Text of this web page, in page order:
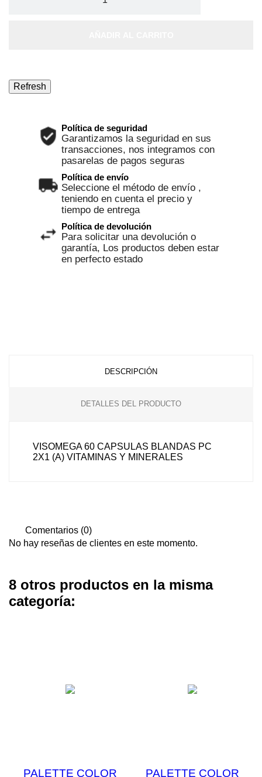
Política de seguridad
Garantizamos la seguridad en sus
transacciones, nos integramos con
pasarelas de pagos seguras
Política de envío
Seleccione el método de envío ,
teniendo en cuenta el precio y
tiempo de entrega
Política de devolución
Para solicitar una devolución o
garantía, Los productos deben estar
en perfecto estado
DESCRIPCIÓN
DETALLES DEL PRODUCTO
VISOMEGA 60 CAPSULAS BLANDAS PC
2X1 (A) VITAMINAS Y MINERALES
Comentarios (0)
No hay reseñas de clientes en este momento.
8 otros productos en la misma
categoría:
PALETTE COLOR PALETTE COLOR